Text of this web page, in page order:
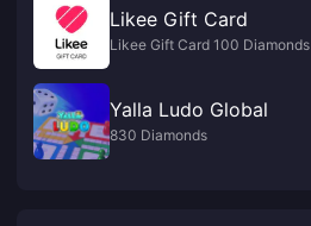
Likee Gift Card
Likee Gift Card 100 Diamonds
Yalla Ludo Global
830 Diamonds